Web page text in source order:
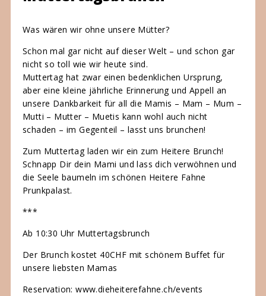
Was wären wir ohne unsere Mütter?
Schon mal gar nicht auf dieser Welt – und schon gar
nicht so toll wie wir heute sind.
Muttertag hat zwar einen bedenklichen Ursprung,
aber eine kleine jährliche Erinnerung und Appell an
unsere Dankbarkeit für all die Mamis – Mam – Mum –
Mutti – Mutter – Muetis kann wohl auch nicht
schaden – im Gegenteil – lasst uns brunchen!
Zum Muttertag laden wir ein zum Heitere Brunch!
Schnapp Dir dein Mami und lass dich verwöhnen und
die Seele baumeln im schönen Heitere Fahne
Prunkpalast.
***
Ab 10:30 Uhr Muttertagsbrunch
Der Brunch kostet 40CHF mit schönem Buffet für
unsere liebsten Mamas
Reservation: www.dieheiterefahne.ch/events